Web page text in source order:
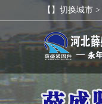
【】切换城市 >